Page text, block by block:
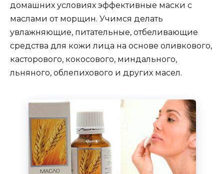
домашних условиях эффективные маски с
маслами от морщин. Учимся делать
увлажняющие, питательные, отбеливающие
средства для кожи лица на основе оливкового,
касторового, кокосового, миндального,
льняного, облепихового и других масел.